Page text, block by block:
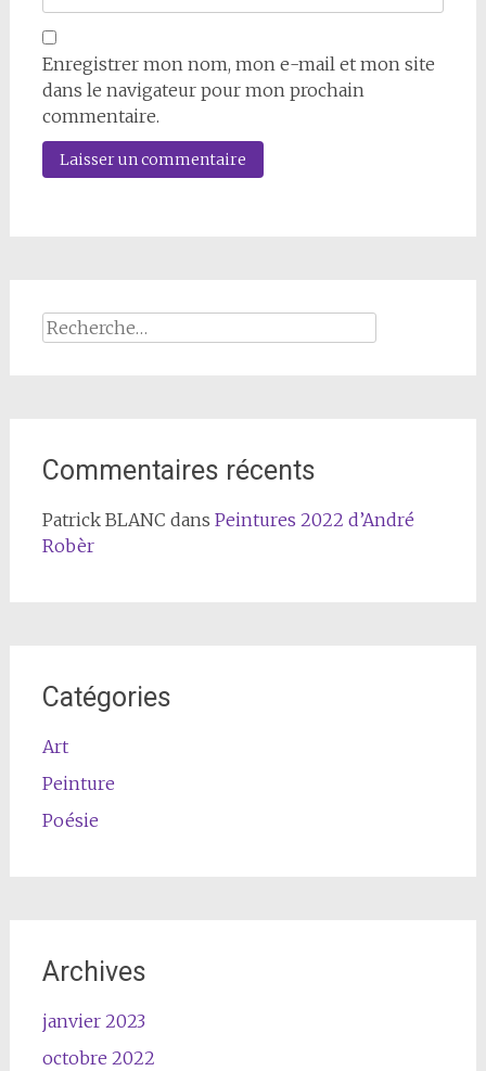
Enregistrer mon nom, mon e-mail et mon site
dans le navigateur pour mon prochain
commentaire.
Rechercher :
Commentaires récents
Patrick BLANC dans Peintures 2022 d’André
Robèr
Catégories
Art
Peinture
Poésie
Archives
janvier 2023
octobre 2022